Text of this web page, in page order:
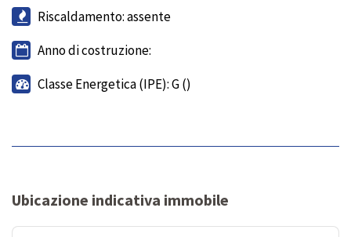
Riscaldamento: assente
Anno di costruzione:
Classe Energetica (IPE): G ()
Ubicazione indicativa immobile